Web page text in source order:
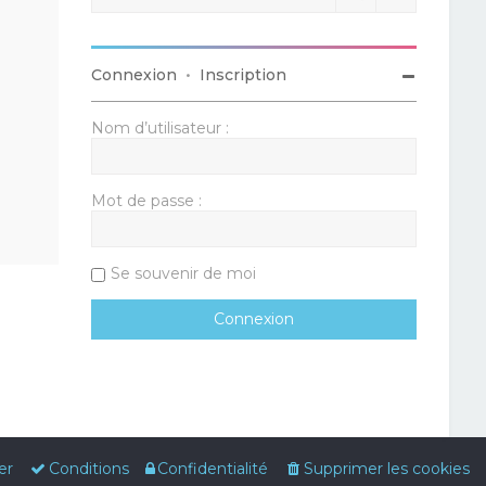
Connexion • Inscription
Nom d’utilisateur :
Mot de passe :
Se souvenir de moi
Supprimer les cookies
Confidentialité
Conditions